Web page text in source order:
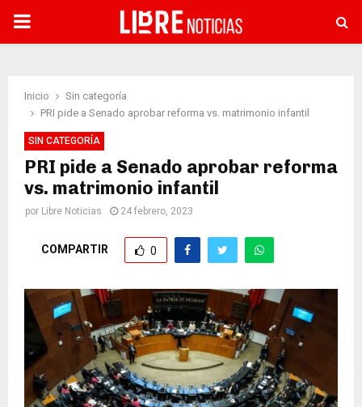
PRIMARY
Inicio
Sin categoría
PRI pide a Senado aprobar reforma vs. matrimonio infantil
SIN CATEGORÍA
PRI pide a Senado aprobar reforma
vs. matrimonio infantil
por Libre Noticias 24 febrero, 2023
COMPARTIR 0